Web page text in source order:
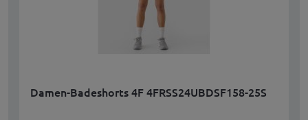
Damen-Badeshorts 4F 4FRSS24UBDSF158-25S